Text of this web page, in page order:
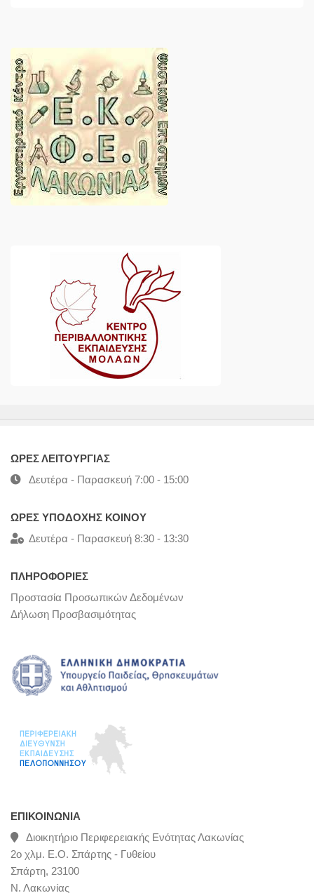
ΩΡΕΣ ΛΕΙΤΟΥΡΓΙΑΣ
Δευτέρα - Παρασκευή 7:00 - 15:00
ΩΡΕΣ ΥΠΟΔΟΧΗΣ ΚΟΙΝΟΥ
Δευτέρα - Παρασκευή 8:30 - 13:30
ΠΛΗΡΟΦΟΡΙΕΣ
Προστασία Προσωπικών Δεδομένων
Δήλωση Προσβασιμότητας
ΕΠΙΚΟΙΝΩΝΊΑ
Διοικητήριο Περιφερειακής Ενότητας Λακωνίας
2ο χλμ. Ε.Ο. Σπάρτης - Γυθείου
Σπάρτη, 23100
Ν. Λακωνίας